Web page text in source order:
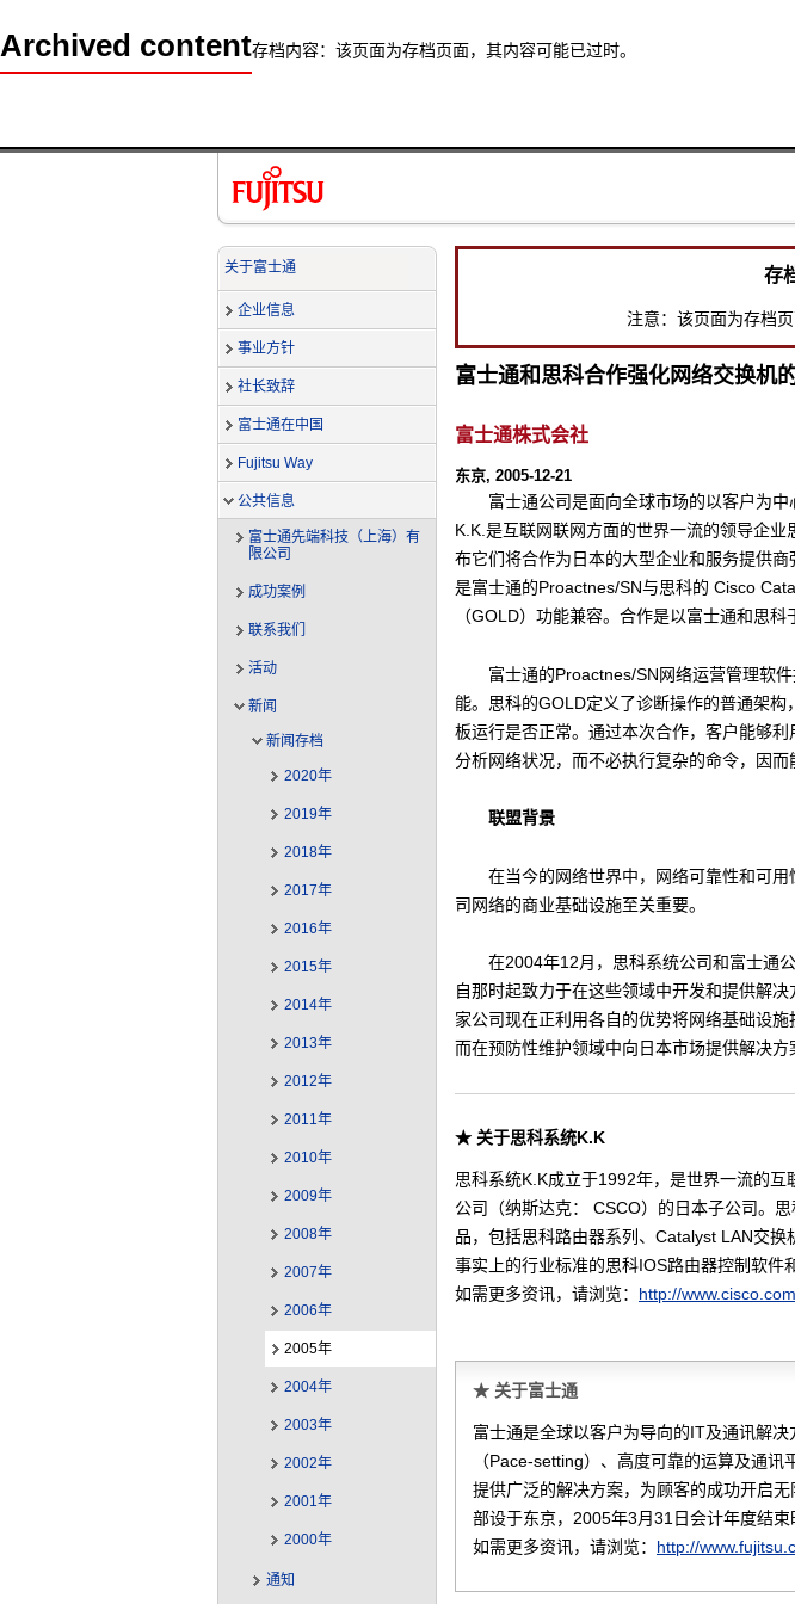
Archived content存档内容：该页面为存档页面，其内容可能已过时。
关于富士通
企业信息
事业方针
社长致辞
富士通在中国
Fujitsu Way
公共信息
富士通先端科技（上海）有
限公司
成功案例
联系我们
活动
新闻
新闻存档
2020年
2019年
2018年
2017年
2016年
2015年
2014年
2013年
2012年
2011年
2010年
2009年
2008年
2007年
2006年
2005年
2004年
2003年
2002年
2001年
2000年
通知
存
注意：该页面为存档
富士通和思科合作强化网络交换机
富士通株式会社
东京, 2005-12-21
富士通公司是面向全球市场的以客户为
K.K.是互联网联网方面的世界一流的领导企
布它们将合作为日本的大型企业和服务提供
是富士通的Proactnes/SN与思科的 Cisco
（GOLD）功能兼容。合作是以富士通和思
富士通的Proactnes/SN网络运营管理软
能。思科的GOLD定义了诊断操作的普通架
板运行是否正常。通过本次合作，客户能够
分析网络状况，而不必执行复杂的命令，因而
联盟背景
在当今的网络世界中，网络可靠性和可
司网络的商业基础设施至关重要。
在2004年12月，思科系统公司和富士通
自那时起致力于在这些领域中开发和提供解
家公司现在正利用各自的优势将网络基础设
而在预防性维护领域中向日本市场提供解决方
★ 关于思科系统K.K
思科系统K.K成立于1992年，是世界一流的
公司（纳斯达克： CSCO）的日本子公司。
品，包括思科路由器系列、Catalyst LAN交
事实上的行业标准的思科IOS路由器控制软件
如需更多资讯，请浏览： http://
★ 关于富士通
富士通是全球以客户为导向的IT及通讯解
（Pace-setting）、高度可靠的运算及通
提供广泛的解决方案，为顾客的成功开启
部设于东京，2005年3月31日会计年度结束
如需更多资讯，请浏览： http://